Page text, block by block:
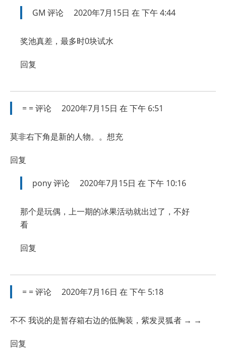
GM 评论 2020年7月15日 在 下午 4:44
奖池真差，最多时0块试水
回复
= =评论 2020年7月15日 在 下午 6:51
莫非右下角是新的人物。。想充
回复
pony评论 2020年7月15日 在 下午 10:16
那个是玩偶，上一期的冰果活动就出过了，不好
看
回复
= =评论 2020年7月16日 在 下午 5:18
不不 我说的是暂存箱右边的低胸装，紫发灵狐者 → →
回复